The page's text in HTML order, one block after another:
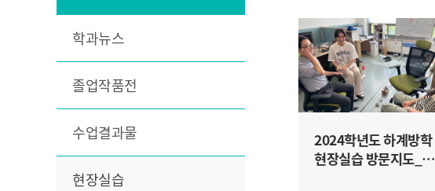
학과뉴스
졸업작품전
수업결과물
현장실습
2024학년도 하계방학
현장실습 방문지도_정